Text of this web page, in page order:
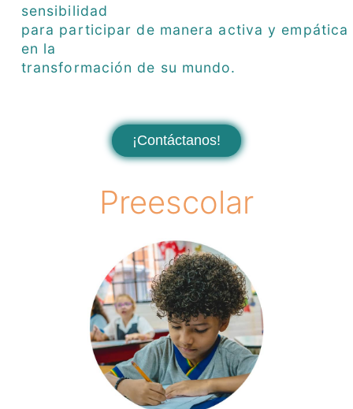
sensibilidad
para participar de manera activa y empática
en la
transformación de su mundo.
¡Contáctanos!
Preescolar